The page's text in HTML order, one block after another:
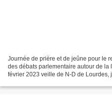
Journée de prière et de jeûne pour le
des débats parlementaire autour de la
février 2023 veille de N-D de